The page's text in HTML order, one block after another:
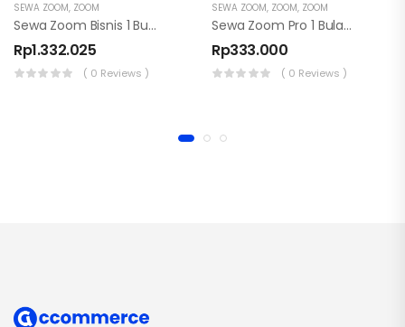
SEWA ZOOM, ZOOM
Sewa Zoom Bisnis 1 Bulan 300 Partisipan
Rp1.332.025
( 0 Reviews )
SEWA ZOOM, ZOOM, ZOOM
Sewa Zoom Pro 1 Bulan 100 Partisipan
Rp333.000
( 0 Reviews )